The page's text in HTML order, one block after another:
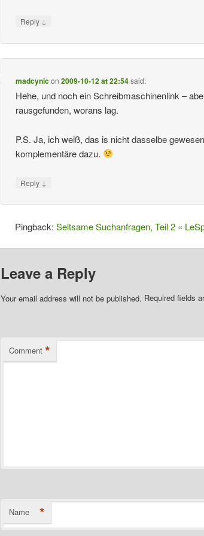
Reply ↓
madcynicon2009-10-12 at 22:54said:
Hehe, und noch ein Schreibmaschinenlink –
rausgefunden, worans lag.
P.S. Ja, ich weiß, das is nicht dasselbe
komplementäre dazu.
Reply ↓
Pingback:Seltsame Suchanfragen, Teil 2 «
Leave a Reply
Your email address will not be published. Required fields
Comment *
Name *